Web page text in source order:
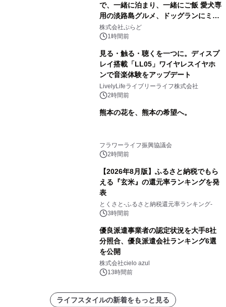
で、一緒に泊まり、一緒にご飯 愛犬専
用の淡路島グルメ、ドッグランにミニ
プール グランピングとトレーラーハウ
スの2施設で
株式会社ぷらど
1時間前
見る・触る・聴くを一つに。ディスプ
レイ搭載「LL05」ワイヤレスイヤホ
ンで音楽体験をアップデート
LivelyLifeライブリーライフ株式会社
2時間前
熊本の花を、熊本の希望へ。
フラワーライフ振興協議会
2時間前
【2026年8月版】ふるさと納税でもら
える『玄米』の還元率ランキングを発
表
とくさと-ふるさと納税還元率ランキング-
3時間前
優良派遣事業者の認定状況を大手8社
分照合、優良派遣会社ランキング6選
を公開
株式会社cielo azul
13時間前
ライフスタイルの新着をもっと見る